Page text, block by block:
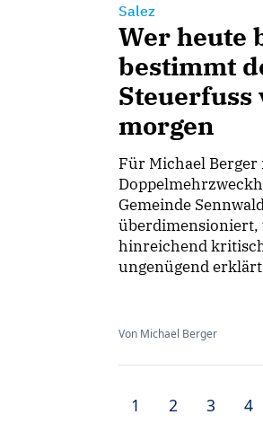
Salez
Wer heute
bestimmt
Steuerfuss
morgen
Für Michael Berger
Gemeinde
hinreichend
ungenügend
Von Michael Berger
1 2 3 4